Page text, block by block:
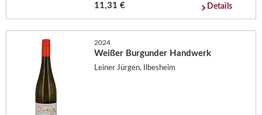
11,31 € Details
2024
Weißer Burgunder Handwerk
Leiner Jürgen, Ilbesheim